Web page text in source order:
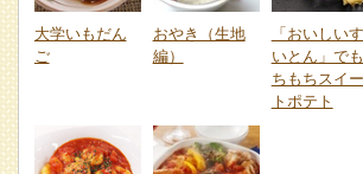
大学いもだん
ご
おやき（生地
編）
「おいしいす
いとん」でも
ちもちスイー
トポテト